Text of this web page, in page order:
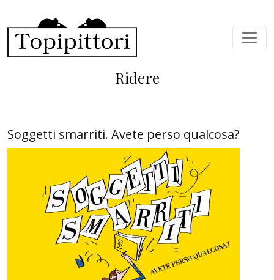
Ridere
Soggetti smarriti. Avete perso qualcosa?